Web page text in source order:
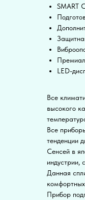
SMART
LED-
Все
высокого
Все
тенденции
Сенсей в
индустрии,
Данная
Прибор